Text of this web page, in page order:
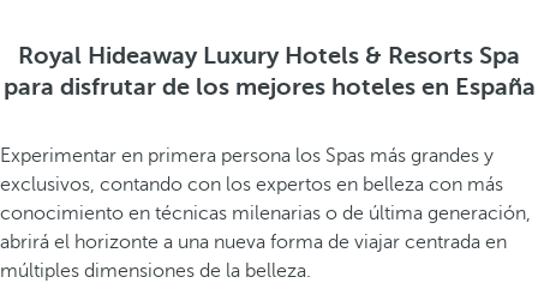
Royal Hideaway Luxury Hotels & Resorts Spa
para disfrutar de los mejores hoteles en España
Experimentar en primera persona los Spas más grandes y
exclusivos, contando con los expertos en belleza con más
conocimiento en técnicas milenarias o de última generación,
abrirá el horizonte a una nueva forma de viajar centrada en
múltiples dimensiones de la belleza.